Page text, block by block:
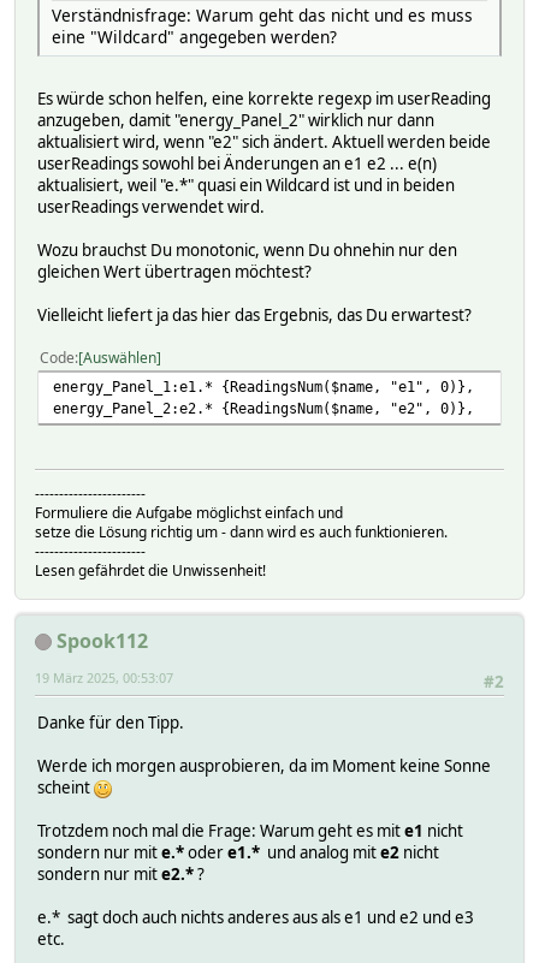
Verständnisfrage: Warum geht das nicht und es muss
eine "Wildcard" angegeben werden?
Es würde schon helfen, eine korrekte regexp im userReading
anzugeben, damit "energy_Panel_2" wirklich nur dann
aktualisiert wird, wenn "e2" sich ändert. Aktuell werden beide
userReadings sowohl bei Änderungen an e1 e2 ... e(n)
aktualisiert, weil "e.*" quasi ein Wildcard ist und in beiden
userReadings verwendet wird.
Wozu brauchst Du monotonic, wenn Du ohnehin nur den
gleichen Wert übertragen möchtest?
Vielleicht liefert ja das hier das Ergebnis, das Du erwartest?
Code Auswählen
energy_Panel_1:e1.* {ReadingsNum($name, "e1", 0)},
energy_Panel_2:e2.* {ReadingsNum($name, "e2", 0)},
-----------------------
Formuliere die Aufgabe möglichst einfach und
setze die Lösung richtig um - dann wird es auch funktionieren.
-----------------------
Lesen gefährdet die Unwissenheit!
Spook112
#2
19 März 2025, 00:53:07
Danke für den Tipp.
Werde ich morgen ausprobieren, da im Moment keine Sonne
scheint
Trotzdem noch mal die Frage: Warum geht es mite1 nicht
sondern nur mite.*odere1.* und analog mite2 nicht
sondern nur mite2.*?
e.* sagt doch auch nichts anderes aus als e1 und e2 und e3
etc.